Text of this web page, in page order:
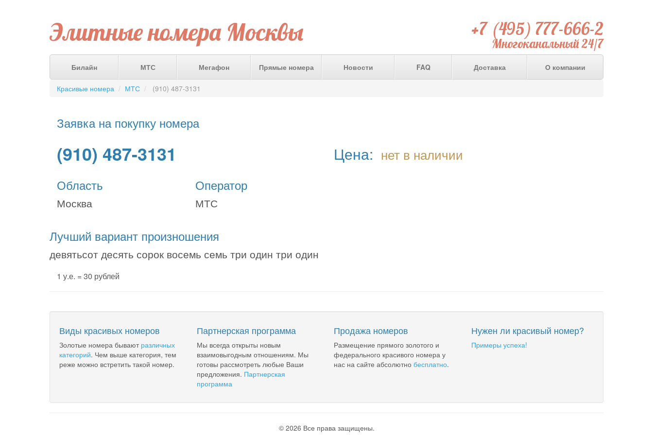
Элитные номера Москвы +7 (495) 777-666-2
Многоканальный 24/7
Билайн МТС Мегафон Прямые номера Новости FAQ Доставка О компании
Красивые номера МТС (910) 487-3131
Заявка на покупку номера
(910) 487-3131 Цена: нет в наличии
Область
Москва
Оператор
МТС
Лучший вариант произношения
девятьсот десять сорок восемь семь три один три один
1 у.е. = 30 рублей
Виды красивых номеров
Золотые номера бывают различных
категорий. Чем выше категория, тем
реже можно встретить такой номер.
Партнерская программа
Мы всегда открыты новым
взаимовыгодным отношениям. Мы
готовы рассмотреть любые Ваши
предложения. Партнерская
программа
Продажа номеров
Размещение прямого золотого и
федерального красивого номера у
нас на сайте абсолютно бесплатно.
Нужен ли красивый номер?
Примеры успеха!
© 2026 Все права защищены.